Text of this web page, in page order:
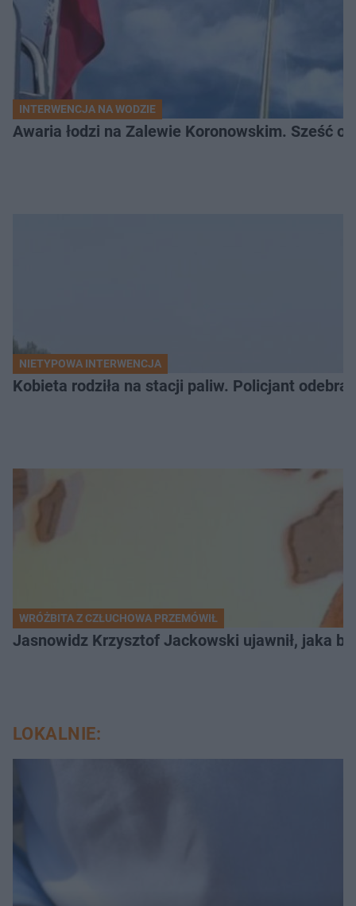
INTERWENCJA NA WODZIE
Awaria łodzi na Zalewie Koronowskim. Sześć
NIETYPOWA INTERWENCJA
Kobieta rodziła na stacji paliw. Policjant
WRÓŻBITA Z CZŁUCHOWA PRZEMÓWIŁ
Jasnowidz Krzysztof Jackowski ujawnił, jaka
LOKALNIE: